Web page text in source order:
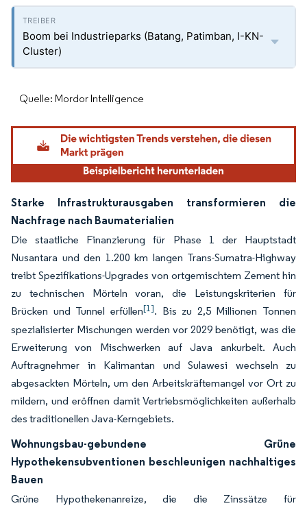
Boom bei Industrieparks (Batang, Patimban, I-KN-
Cluster)
Quelle: Mordor Intelligence
Starke Infrastrukturausgaben transformieren die
Nachfrage nach Baumaterialien
Die staatliche Finanzierung für Phase 1 der Hauptstadt
Nusantara und den 1.200 km langen Trans-Sumatra-Highway
treibt Spezifikations-Upgrades von ortgemischtem Zement hin
zu technischen Mörteln voran, die Leistungskriterien für
Brücken und Tunnel erfüllen[1]. Bis zu 2,5 Millionen Tonnen
spezialisierter Mischungen werden vor 2029 benötigt, was die
Erweiterung von Mischwerken auf Java ankurbelt. Auch
Auftragnehmer in Kalimantan und Sulawesi wechseln zu
abgesackten Mörteln, um den Arbeitskräftemangel vor Ort zu
mildern, und eröffnen damit Vertriebsmöglichkeiten außerhalb
des traditionellen Java-Kerngebiets.
Wohnungsbau-gebundene Grüne
Hypothekensubventionen beschleunigen nachhaltiges
Bauen
Grüne Hypothekenanreize, die die Zinssätze für